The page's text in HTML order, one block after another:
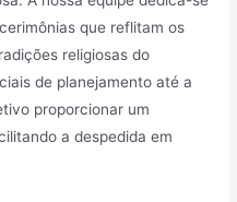
que reflitam os
religiosas do
de planejamento até a
proporcionar um
a despedida em